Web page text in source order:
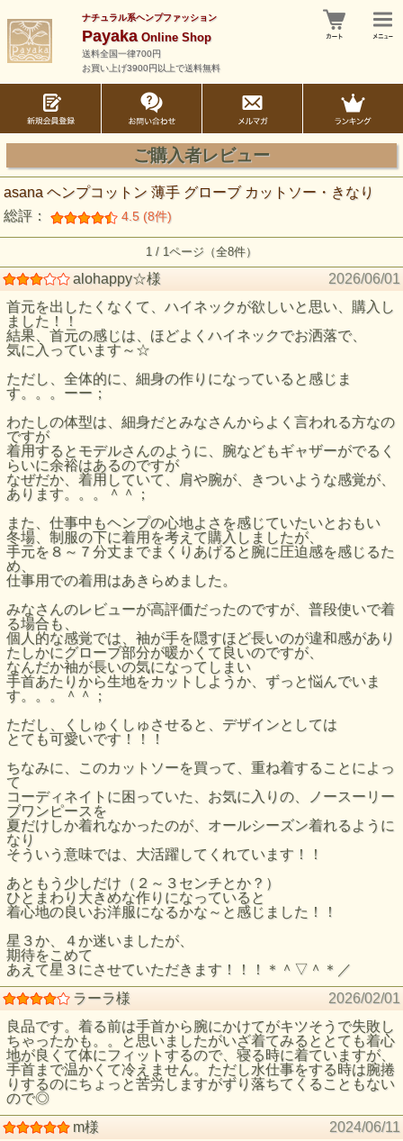
ナチュラル系ヘンプファッション
PayakaOnline Shop
送料全国一律700円
お買い上げ3900円以上で送料無料
ご購入者レビュー
asana ヘンプコットン 薄手 グローブ カットソー・きなり
総評：
4.5 (8件)
1 / 1ページ（全8件）
alohappy☆様
2026/06/01
首元を出したくなくて、ハイネックが欲しいと思い、購入し
ました！！
結果、首元の感じは、ほどよくハイネックでお洒落で、
気に入っています～☆
ただし、全体的に、細身の作りになっていると感じま
す。。。ーー；
わたしの体型は、細身だとみなさんからよく言われる方なの
ですが
着用するとモデルさんのように、腕などもギャザーがでるく
らいに余裕はあるのですが
なぜだか、着用していて、肩や腕が、きついような感覚が、
あります。。。＾＾；
また、仕事中もヘンプの心地よさを感じていたいとおもい
冬場、制服の下に着用を考えて購入しましたが、
手元を８～７分丈までまくりあげると腕に圧迫感を感じるた
め、
仕事用での着用はあきらめました。
みなさんのレビューが高評価だったのですが、普段使いで着
る場合も、
個人的な感覚では、袖が手を隠すほど長いのが違和感があり
たしかにグローブ部分が暖かくて良いのですが、
なんだか袖が長いの気になってしまい
手首あたりから生地をカットしようか、ずっと悩んでいま
す。。。＾＾；
ただし、くしゅくしゅさせると、デザインとしては
とても可愛いです！！！
ちなみに、このカットソーを買って、重ね着することによっ
て
コーディネイトに困っていた、お気に入りの、ノースーリー
ブワンピースを
夏だけしか着れなかったのが、オールシーズン着れるように
なり
そういう意味では、大活躍してくれています！！
あともう少しだけ（２～３センチとか？）
ひとまわり大きめな作りになっていると
着心地の良いお洋服になるかな～と感じました！！
星３か、４か迷いましたが、
期待をこめて
あえて星３にさせていただきます！！！＊＾▽＾＊／
ラーラ様
2026/02/01
良品です。着る前は手首から腕にかけてがキツそうで失敗し
ちゃったかも。。と思いましたがいざ着てみるととても着心
地が良くて体にフィットするので、寝る時に着ていますが、
手首まで温かくて冷えません。ただし水仕事をする時は腕捲
りするのにちょっと苦労しますがずり落ちてくることもない
ので◎
m様
2024/06/11